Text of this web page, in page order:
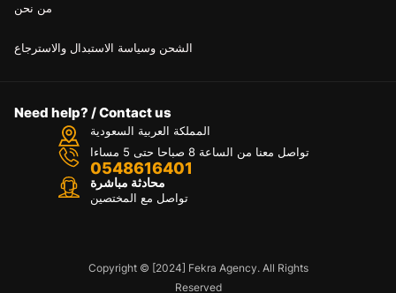
من نحن
الشحن وسياسة الاستبدال والاسترجاع
Need help? / Contact us
المملكة العربية السعودية
تواصل معنا من الساعة 8 صباحا حتى 5 مساءا
0548616401
محادثة مباشرة
تواصل مع المختصين
Copyright © [2024] Fekra Agency. All Rights
Reserved